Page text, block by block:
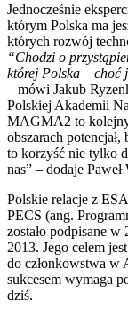
Jednocześnie
którym Polska ma
których rozwój
“Chodzi o
której Polska – choć
– mówi Jakub
Polskiej Akademii
MAGMA2 to kolejny
obszarach
to korzyść nie tylko
nas” – dodaje
Polskie relacje z
PECS (ang.
zostało podpisane
2013. Jego celem
do członkowstwa w
sukcesem wymaga
dziś.